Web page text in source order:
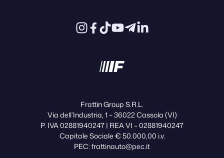
Frattin Group S.R.L.
Via dell’Industria, 1 – 36022 Cassola (VI)
P. IVA 02881940247 | REA VI – 02881940247
Capitale Sociale € 50.000,00 i.v.
PEC: frattinauto@pec.it